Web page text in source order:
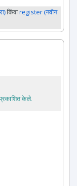
किंवाregister (नवीन
केले.